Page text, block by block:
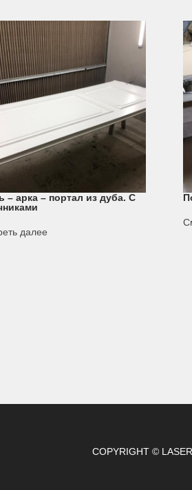
– арка – портал из дуба. С
далее
COPYRIGHT ©